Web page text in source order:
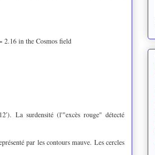
2.16 in the Cosmos field
La surdensité (l'"excès rouge" détecté
par les contours mauve. Les cercles